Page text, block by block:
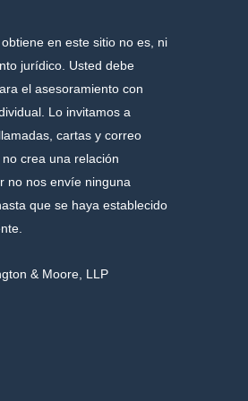
en este sitio no es, ni
jurídico. Usted debe
el asesoramiento con
Lo invitamos a
cartas y correo
crea una relación
no nos envíe ninguna
que se haya establecido
& Moore, LLP